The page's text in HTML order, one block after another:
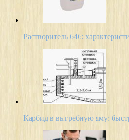
Растворитель 646:
Карбид в выгребную яму: